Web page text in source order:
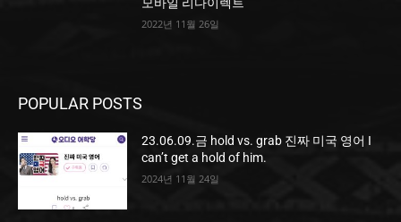
2022년 11월 26일
POPULAR POSTS
23.06.09.금 hold vs. grab 진짜 미국 영어 I
can’t get a hold of him.
2024년 11월 24일